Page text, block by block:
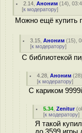
2.14 ,Аноним (14),
[к модератору]
Можно ещё купить
3.15 ,Аноним (15),
[к модератору]
С библиотекой
4.28 ,Аноним (28
[к модератору]
С кариком
5.34 ,Zenitur(
[к модератору]
Я такой